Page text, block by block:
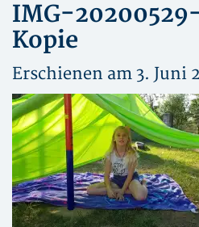
IMG-
Kopie
Erschienen am 3. Juni